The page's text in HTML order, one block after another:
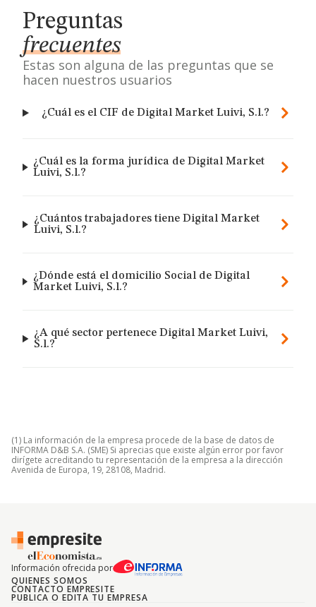
Preguntas
frecuentes
Estas son alguna de las preguntas que se
hacen nuestros usuarios
¿Cuál es el CIF de Digital Market Luivi, S.l.?
¿Cuál es la forma jurídica de Digital Market
Luivi, S.l.?
¿Cuántos trabajadores tiene Digital Market
Luivi, S.l.?
¿Dónde está el domicilio Social de Digital
Market Luivi, S.l.?
¿A qué sector pertenece Digital Market Luivi,
S.l.?
(1) La información de la empresa procede de la base de datos de
INFORMA D&B S.A. (SME) Si aprecias que existe algún error por favor
dirígete acreditando tu representación de la empresa a la dirección
Avenida de Europa, 19, 28108, Madrid.
Información ofrecida por
QUIENES SOMOS
CONTACTO EMPRESITE
PUBLICA O EDITA TU EMPRESA